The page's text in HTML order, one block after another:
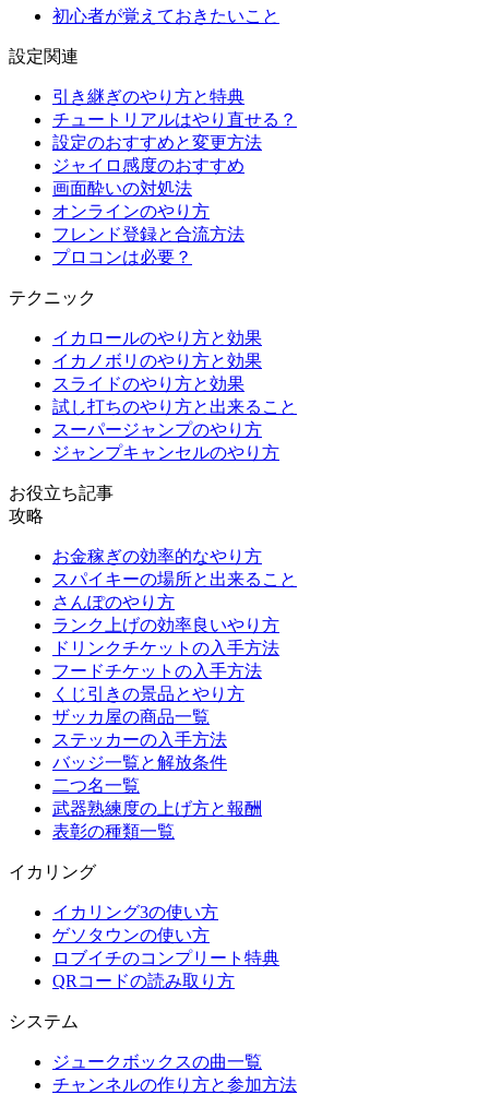
初心者が覚えておきたいこと
設定関連
引き継ぎのやり方と特典
チュートリアルはやり直せる？
設定のおすすめと変更方法
ジャイロ感度のおすすめ
画面酔いの対処法
オンラインのやり方
フレンド登録と合流方法
プロコンは必要？
テクニック
イカロールのやり方と効果
イカノボリのやり方と効果
スライドのやり方と効果
試し打ちのやり方と出来ること
スーパージャンプのやり方
ジャンプキャンセルのやり方
お役立ち記事
攻略
お金稼ぎの効率的なやり方
スパイキーの場所と出来ること
さんぽのやり方
ランク上げの効率良いやり方
ドリンクチケットの入手方法
フードチケットの入手方法
くじ引きの景品とやり方
ザッカ屋の商品一覧
ステッカーの入手方法
バッジ一覧と解放条件
二つ名一覧
武器熟練度の上げ方と報酬
表彰の種類一覧
イカリング
イカリング3の使い方
ゲソタウンの使い方
ロブイチのコンプリート特典
QRコードの読み取り方
システム
ジュークボックスの曲一覧
チャンネルの作り方と参加方法